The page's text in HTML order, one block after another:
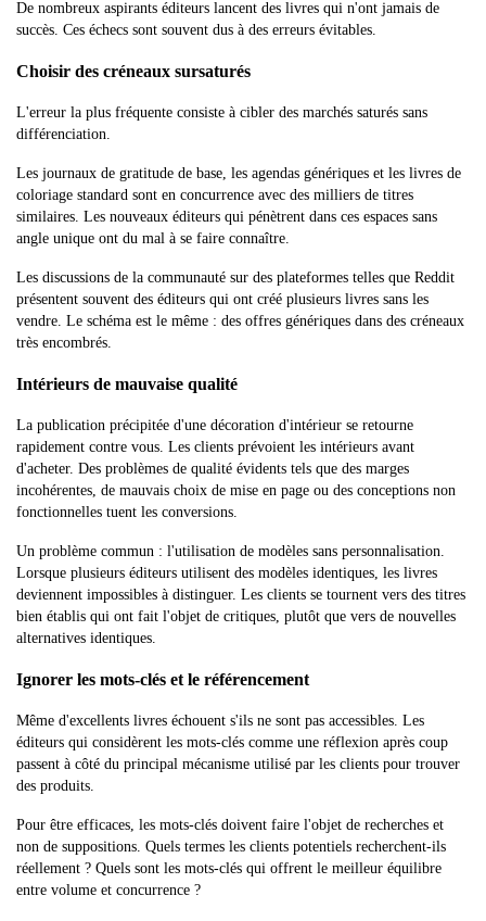
De nombreux aspirants éditeurs lancent des livres qui n'ont jamais de
succès. Ces échecs sont souvent dus à des erreurs évitables.
Choisir des créneaux sursaturés
L'erreur la plus fréquente consiste à cibler des marchés saturés sans
différenciation.
Les journaux de gratitude de base, les agendas génériques et les livres de
coloriage standard sont en concurrence avec des milliers de titres
similaires. Les nouveaux éditeurs qui pénètrent dans ces espaces sans
angle unique ont du mal à se faire connaître.
Les discussions de la communauté sur des plateformes telles que Reddit
présentent souvent des éditeurs qui ont créé plusieurs livres sans les
vendre. Le schéma est le même : des offres génériques dans des créneaux
très encombrés.
Intérieurs de mauvaise qualité
La publication précipitée d'une décoration d'intérieur se retourne
rapidement contre vous. Les clients prévoient les intérieurs avant
d'acheter. Des problèmes de qualité évidents tels que des marges
incohérentes, de mauvais choix de mise en page ou des conceptions non
fonctionnelles tuent les conversions.
Un problème commun : l'utilisation de modèles sans personnalisation.
Lorsque plusieurs éditeurs utilisent des modèles identiques, les livres
deviennent impossibles à distinguer. Les clients se tournent vers des titres
bien établis qui ont fait l'objet de critiques, plutôt que vers de nouvelles
alternatives identiques.
Ignorer les mots-clés et le référencement
Même d'excellents livres échouent s'ils ne sont pas accessibles. Les
éditeurs qui considèrent les mots-clés comme une réflexion après coup
passent à côté du principal mécanisme utilisé par les clients pour trouver
des produits.
Pour être efficaces, les mots-clés doivent faire l'objet de recherches et
non de suppositions. Quels termes les clients potentiels recherchent-ils
réellement ? Quels sont les mots-clés qui offrent le meilleur équilibre
entre volume et concurrence ?